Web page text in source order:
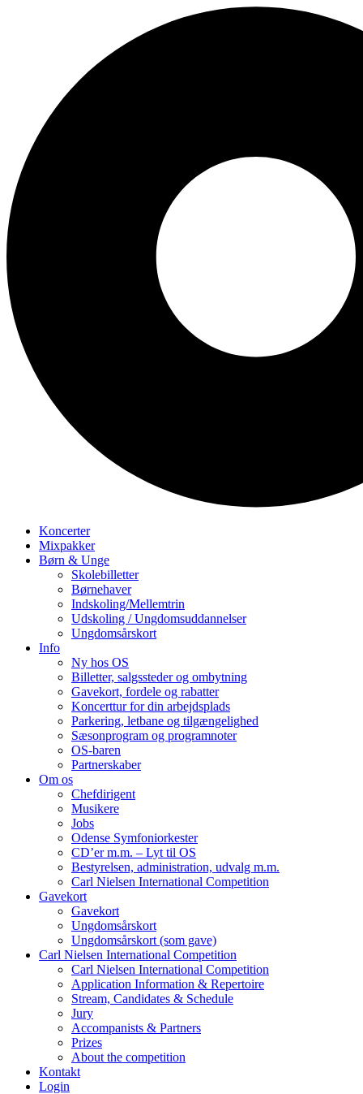
Koncerter
Mixpakker
Børn & Unge
Skolebilletter
Børnehaver
Indskoling/Mellemtrin
Udskoling / Ungdomsuddannelser
Ungdomsårskort
Info
Ny hos OS
Billetter, salgssteder og ombytning
Gavekort, fordele og rabatter
Koncerttur for din arbejdsplads
Parkering, letbane og tilgængelighed
Sæsonprogram og programnoter
OS-baren
Partnerskaber
Om os
Chefdirigent
Musikere
Jobs
Odense Symfoniorkester
CD’er m.m. – Lyt til OS
Bestyrelsen, administration, udvalg m.m.
Carl Nielsen International Competition
Gavekort
Gavekort
Ungdomsårskort
Ungdomsårskort (som gave)
Carl Nielsen International Competition
Carl Nielsen International Competition
Application Information & Repertoire
Stream, Candidates & Schedule
Jury
Accompanists & Partners
Prizes
About the competition
Kontakt
Login